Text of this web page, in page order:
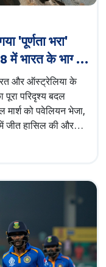
'पूर्णता भरा'
भारत के भाग्य
और ऑस्ट्रेलिया के
परिदृश्य बदल
को पवेलियन भेजा,
जीत हासिल की और